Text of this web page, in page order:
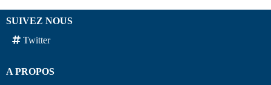
SUIVEZ NOUS
Twitter
A PROPOS